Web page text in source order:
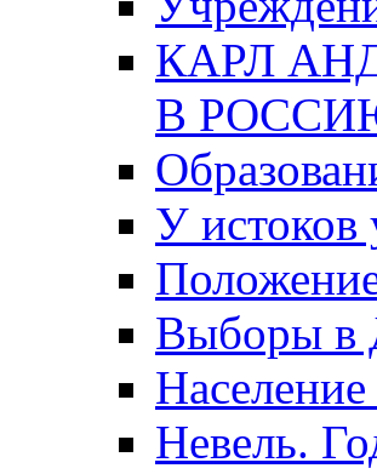
КАРЛ
В
У
Выборы в
Население
Невель.